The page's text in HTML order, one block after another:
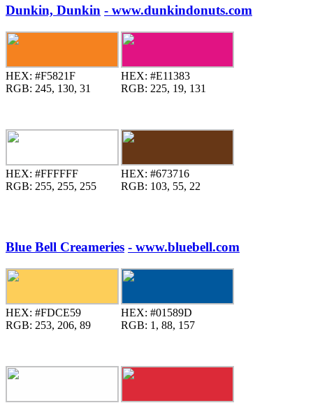
Dunkin, Dunkin - www.dunkindonuts.com
HEX: #F5821F
RGB: 245, 130, 31
HEX: #E11383
RGB: 225, 19, 131
HEX: #FFFFFF
RGB: 255, 255, 255
HEX: #673716
RGB: 103, 55, 22
Blue Bell Creameries - www.bluebell.com
HEX: #FDCE59
RGB: 253, 206, 89
HEX: #01589D
RGB: 1, 88, 157